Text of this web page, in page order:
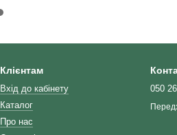
Клієнтам
Вхід до кабінету
Каталог
Про нас
050